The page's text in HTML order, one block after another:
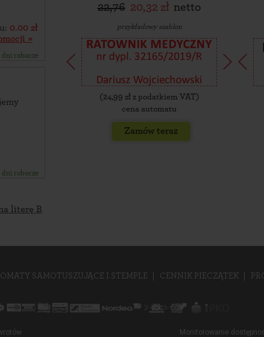
0.00 zł
»
dni robocze
dni robocze
22,76 20,32 zł netto
przykładowy szablon
( 24,99 zł z podatkiem VAT)
cena automatu
Zamów teraz
literę B
SAMOTUSZUJĄCE I STEMPLE CENNIK PIECZĄTEK
Monitorowanie